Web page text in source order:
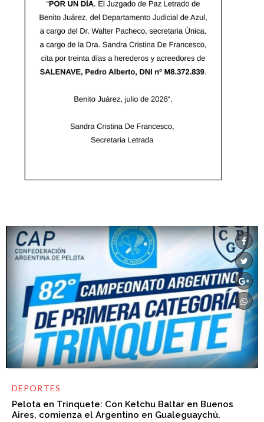
DEPORTES
Pelota en Trinquete: Con Ketchu Baltar en Buenos
Aires, comienza el Argentino en Gualeguaychú.